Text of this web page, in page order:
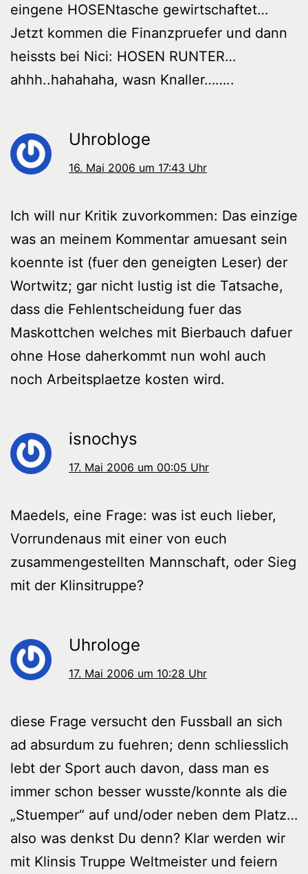
eingene HOSENtasche gewirtschaftet…
Jetzt kommen die Finanzpruefer und dann
heissts bei Nici: HOSEN RUNTER…
ahhh..hahahaha, wasn Knaller……..
Uhrobloge
16. Mai 2006 um 17:43 Uhr
Ich will nur Kritik zuvorkommen: Das einzige
was an meinem Kommentar amuesant sein
koennte ist (fuer den geneigten Leser) der
Wortwitz; gar nicht lustig ist die Tatsache,
dass die Fehlentscheidung fuer das
Maskottchen welches mit Bierbauch dafuer
ohne Hose daherkommt nun wohl auch
noch Arbeitsplaetze kosten wird.
isnochys
17. Mai 2006 um 00:05 Uhr
Maedels, eine Frage: was ist euch lieber,
Vorrundenaus mit einer von euch
zusammengestellten Mannschaft, oder Sieg
mit der Klinsitruppe?
Uhrologe
17. Mai 2006 um 10:28 Uhr
diese Frage versucht den Fussball an sich
ad absurdum zu fuehren; denn schliesslich
lebt der Sport auch davon, dass man es
immer schon besser wusste/konnte als die
„Stuemper“ auf und/oder neben dem Platz…
also was denkst Du denn? Klar werden wir
mit Klinsis Truppe Weltmeister und feiern